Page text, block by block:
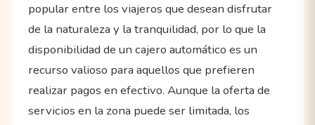
popular entre los viajeros que desean disfrutar
de la naturaleza y la tranquilidad, por lo que la
disponibilidad de un cajero automático es un
recurso valioso para aquellos que prefieren
realizar pagos en efectivo. Aunque la oferta de
servicios en la zona puede ser limitada, los